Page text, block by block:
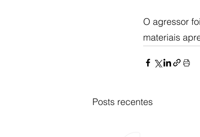
O agressor
materiais
Posts recentes